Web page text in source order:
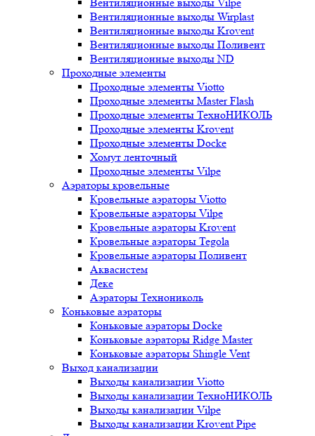
Вентиляционные выходы Wirplast
Вентиляционные выходы Krovent
Вентиляционные выходы Поливент
Вентиляционные выходы ND
Проходные элементы
Проходные элементы Viotto
Проходные элементы Master Flash
Проходные элементы ТехноНИКОЛЬ
Проходные элементы Krovent
Проходные элементы Docke
Хомут ленточный
Проходные элементы Vilpe
Аэраторы кровельные
Кровельные аэраторы Viotto
Кровельные аэраторы Vilpe
Кровельные аэраторы Krovent
Кровельные аэраторы Tegola
Кровельные аэраторы Поливент
Аквасистем
Деке
Аэраторы Технониколь
Коньковые аэраторы
Коньковые аэраторы Docke
Коньковые аэраторы Ridge Master
Коньковые аэраторы Shingle Vent
Выход канализации
Выходы канализации Viotto
Выходы канализации ТехноНИКОЛЬ
Выходы канализации Vilpe
Выходы канализации Krovent Pipe